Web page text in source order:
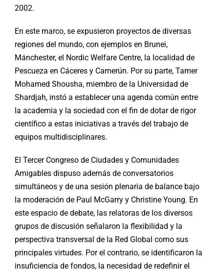
2002.
En este marco, se expusieron proyectos de diversas
regiones del mundo, con ejemplos en Brunei,
Mánchester, el Nordic Welfare Centre, la localidad de
Pescueza en Cáceres y Camerún. Por su parte, Tamer
Mohamed Shousha, miembro de la Universidad de
Shardjah, instó a establecer una agenda común entre
la academia y la sociedad con el fin de dotar de rigor
científico a estas iniciativas a través del trabajo de
equipos multidisciplinares.
El Tercer Congreso de Ciudades y Comunidades
Amigables dispuso además de conversatorios
simultáneos y de una sesión plenaria de balance bajo
la moderación de Paul McGarry y Christine Young. En
este espacio de debate, las relatoras de los diversos
grupos de discusión señalaron la flexibilidad y la
perspectiva transversal de la Red Global como sus
principales virtudes. Por el contrario, se identificaron la
insuficiencia de fondos, la necesidad de redefinir el